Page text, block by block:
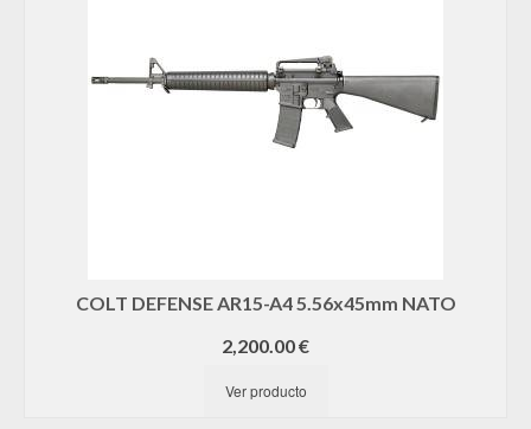
COLT DEFENSE AR15-A4 5.56x45mm NATO
2,200.00€
Ver producto